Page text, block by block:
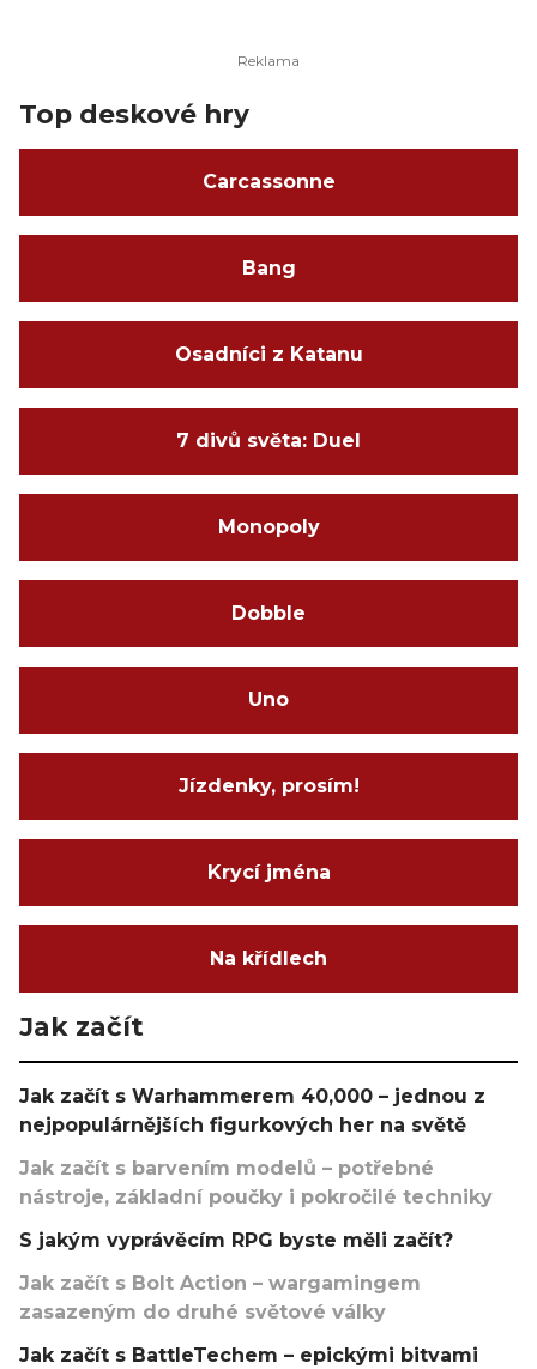
Top deskové hry
Carcassonne
Bang
Osadníci z Katanu
7 divů světa: Duel
Monopoly
Dobble
Uno
Jízdenky, prosím!
Krycí jména
Na křídlech
Jak začít
Jak začít s Warhammerem 40,000 – jednou z
nejpopulárnějších figurkových her na světě
Jak začít s barvením modelů – potřebné
nástroje, základní poučky i pokročilé techniky
S jakým vyprávěcím RPG byste měli začít?
Jak začít s Bolt Action – wargamingem
zasazeným do druhé světové války
Jak začít s BattleTechem – epickými bitvami